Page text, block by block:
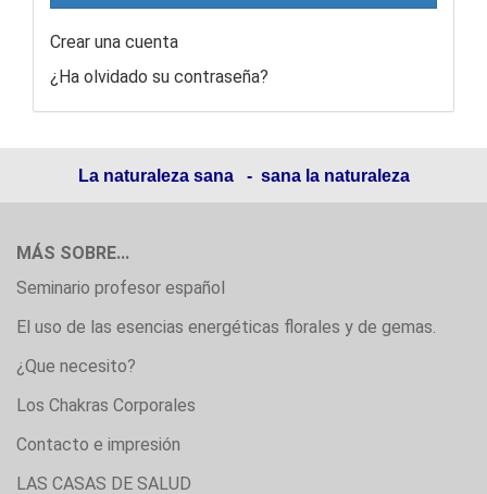
Crear una cuenta
¿Ha olvidado su contraseña?
La naturaleza sana - sana la naturaleza
MÁS SOBRE...
Seminario profesor español
El uso de las esencias energéticas florales y de gemas.
¿Que necesito?
Los Chakras Corporales
Contacto e impresión
LAS CASAS DE SALUD